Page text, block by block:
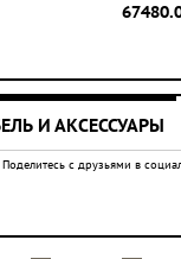
67480.00 ⃏
И АКСЕССУАРЫ
с друзьями в